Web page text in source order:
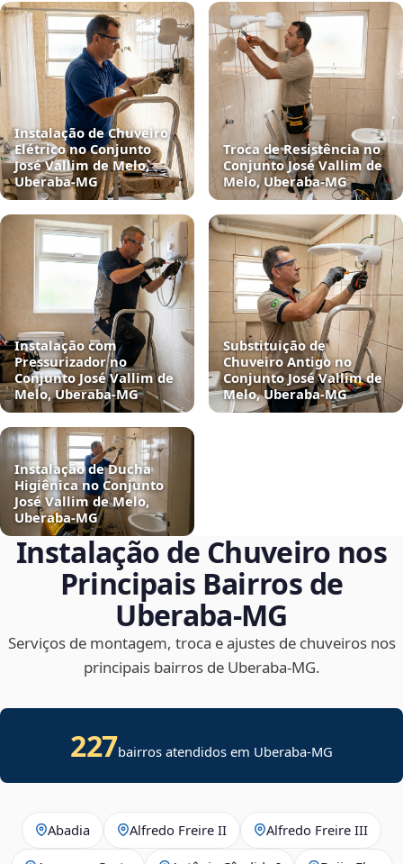
Instalação de Chuveiro
Elétrico no Conjunto
José Vallim de Melo,
Uberaba‑MG
Troca de Resistência no
Conjunto José Vallim de
Melo, Uberaba‑MG
Instalação com
Pressurizador no
Conjunto José Vallim de
Melo, Uberaba‑MG
Substituição de
Chuveiro Antigo no
Conjunto José Vallim de
Melo, Uberaba‑MG
Instalação de Ducha
Higiênica no Conjunto
José Vallim de Melo,
Uberaba‑MG
Instalação de Chuveiro nos
Principais Bairros de
Uberaba‑MG
Serviços de montagem, troca e ajustes de chuveiros nos
principais bairros de Uberaba‑MG.
227bairros atendidos em Uberaba-MG
Abadia Alfredo Freire II Alfredo Freire III